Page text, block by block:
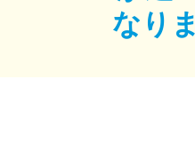
なり